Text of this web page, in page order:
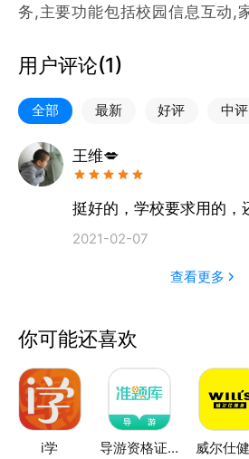
务,主要功能包括校园信息互动,
用户评论(1)
全部 最新 好评 中评
王维💋
挺好的，学校要求用的，
2021-02-07
查看更多
你可能还喜欢
i学 导游资格证准题库 威尔仕